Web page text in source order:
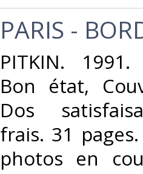
‎PARIS -
‎PITKIN.
Bon état,
Dos
frais. 31
photos en